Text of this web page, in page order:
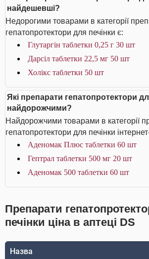
найдешевші?
Недорогими товарами в категорії
гепатопротектори для печінки є:
Глутаргін таблетки 0,25 г 30 шт
Дарсіл таблетки 22,5 мг 50 шт
Холікс таблетки 50 шт
Які препарати гепатопротектори
найдорожчими?
Найдорожчими товарами в категорії
гепатопротектори для печінки
Аденомак Плюс таблетки 60 шт
Гептрал таблетки 500 мг 20 шт
Аденомак 500 таблетки 60 шт
Препарати
печінки ціна в аптеці DS
Назва